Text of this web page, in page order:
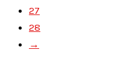
27
28
→